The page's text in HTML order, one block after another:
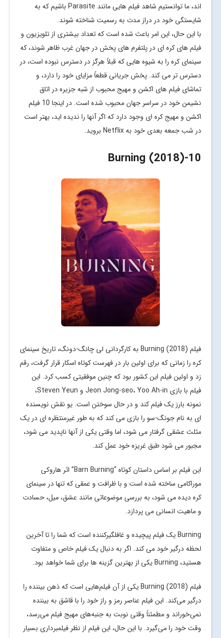
اند، ما توانستیم شاهد فیلم هایی مانند Parasite باشیم که به
شایستگی خود در دراز مدت به رسمیت شناخته شوند.
با این حال، این امر باعث شده است که تعداد بیشتری از تلویزیون و
فیلم های کره ای در پلتفرم های پخش در جهان غرب ظاهر شوند، که
سینمای کره را به شیوه هایی که قبلاً هرگز در دسترس نبوده است، در
دسترس تر می کند. پخش جریانی قطعاً مزایای خود را دارد، و
تماشای فیلم های اکشن و مهیج محبوب از شبه جزیره در اتاق
نشیمن خود در سراسر جهان محبوب شده است. در اینجا 10 فیلم
اکشن و مهیج کره ای وجود دارد که اگر آنها را ندیده اید، بهتر است
در شب جمعه بعدی خود به Netflix بروید.
10
-Burning (2018)
فیلم Burning (2018) به کارگردانی لی چانگ-دونگ، تاریخ سینمای
کره را زمانی که برای اولین بار در فهرست کوتاه اسکار قرار گرفت، رقم
زد و اولین فیلم این کشور بود که چنین موفقیتی کسب کرد. این
فیلم با بازی Jeon Jong-seo، Yoo Ah-in و Steven Yeun،
نمونه بارز یک فیلم کند و در حال سوختن است. یو نقش نویسنده
ای به نام جونگ-سو را بازی می کند که به طور غیرمنتظره ای در یک
مثلث عشقی گرفتار می شود، اما وقتی یکی از آنها ناپدید می شود،
مجبور می شود طبق غریزه خود عمل کند.
این فیلم بر اساس داستان کوتاه “Barn Burning” اثر هاروکی
موراکامی ساخته شده است و با ظرافت و عمقی که تنها در سینمای
کره دیده می شود، به بررسی موضوعاتی مانند عشق، میل، حسادت
و ماهیت انسانی می پردازد.
Burning یک فیلم پیچیده و غافلگیرکننده است که شما را تا آخرین
لحظه درگیر خود می کند. اگر به دنبال یک فیلم خاص و متفاوت
هستید، Burning یکی از بهترین گزینه ها برای شما خواهد بود.
فیلم Burning (2018) یکی از آن فیلم‌هایی است که ذهن بیننده را
درگیر می‌کند. این فیلم عناصر رمز و راز خود را با قاشق به بیننده
نمی‌خوراند و مطمئناً وقتی نوبت به جنبه‌های مهیج فیلم می‌رسد،
وقت خود را می‌گیرد. با این حال، این فیلم از نظر فیلمبرداری بسیار